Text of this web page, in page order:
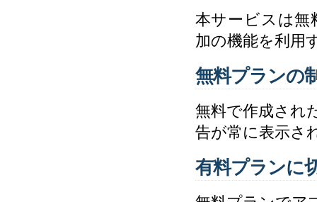
本サービスは無
加の機能を利用
無料プランの
無料で作成され
告が常に表示さ
有料プランに